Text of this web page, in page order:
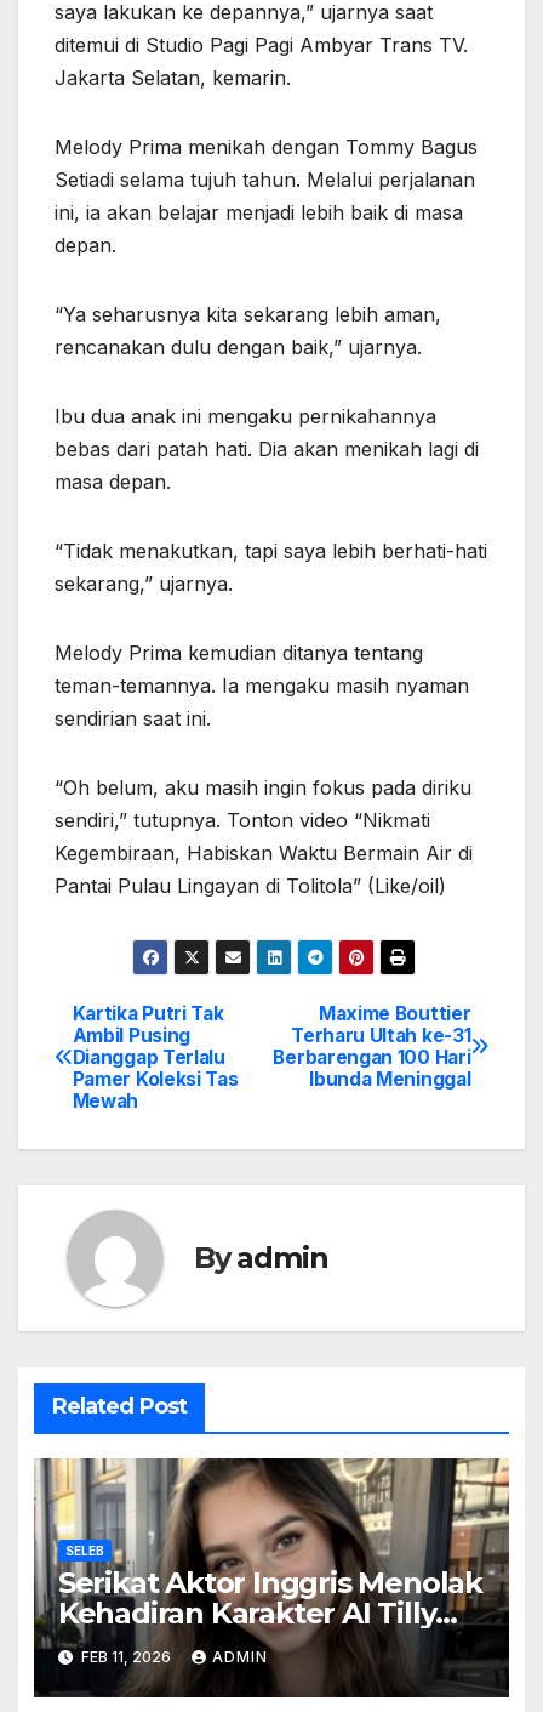
saya lakukan ke depannya,” ujarnya saat
ditemui di Studio Pagi Pagi Ambyar Trans TV.
Jakarta Selatan, kemarin.
Melody Prima menikah dengan Tommy Bagus
Setiadi selama tujuh tahun. Melalui perjalanan
ini, ia akan belajar menjadi lebih baik di masa
depan.
“Ya seharusnya kita sekarang lebih aman,
rencanakan dulu dengan baik,” ujarnya.
Ibu dua anak ini mengaku pernikahannya
bebas dari patah hati. Dia akan menikah lagi di
masa depan.
“Tidak menakutkan, tapi saya lebih berhati-hati
sekarang,” ujarnya.
Melody Prima kemudian ditanya tentang
teman-temannya. Ia mengaku masih nyaman
sendirian saat ini.
“Oh belum, aku masih ingin fokus pada diriku
sendiri,” tutupnya. Tonton video “Nikmati
Kegembiraan, Habiskan Waktu Bermain Air di
Pantai Pulau Lingayan di Tolitola” (Like/oil)
Post
navigation
Maxime Bouttier
Terharu Ultah ke-31
Berbarengan 100 Hari
Ibunda Meninggal
Kartika Putri Tak
Ambil Pusing
Dianggap Terlalu
Pamer Koleksi Tas
Mewah
Byadmin
Related Post
SELEB
Serikat Aktor Inggris Menolak
Kehadiran Karakter AI Tilly
Norwood Sebagai Aktris
FEB 11, 2026 ADMIN